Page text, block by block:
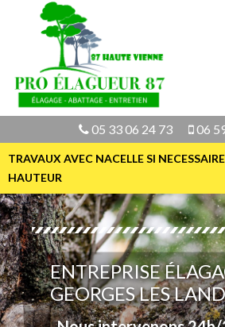
05 33 06 24 73 06
TRAVAUX AVEC NACELLE SI
HAUTEUR
ENTREPRISE
GEORGES LES